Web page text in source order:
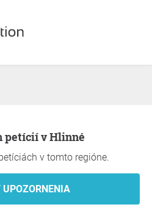
petícií v Hlinné
v tomto regióne.